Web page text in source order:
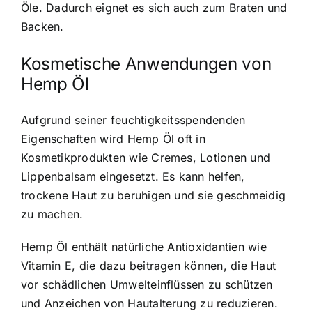
Öle. Dadurch eignet es sich auch zum Braten und
Backen.
Kosmetische Anwendungen von
Hemp Öl
Aufgrund seiner feuchtigkeitsspendenden
Eigenschaften wird Hemp Öl oft in
Kosmetikprodukten wie Cremes, Lotionen und
Lippenbalsam eingesetzt. Es kann helfen,
trockene Haut zu beruhigen und sie geschmeidig
zu machen.
Hemp Öl enthält natürliche Antioxidantien wie
Vitamin E, die dazu beitragen können, die Haut
vor schädlichen Umwelteinflüssen zu schützen
und Anzeichen von Hautalterung zu reduzieren.